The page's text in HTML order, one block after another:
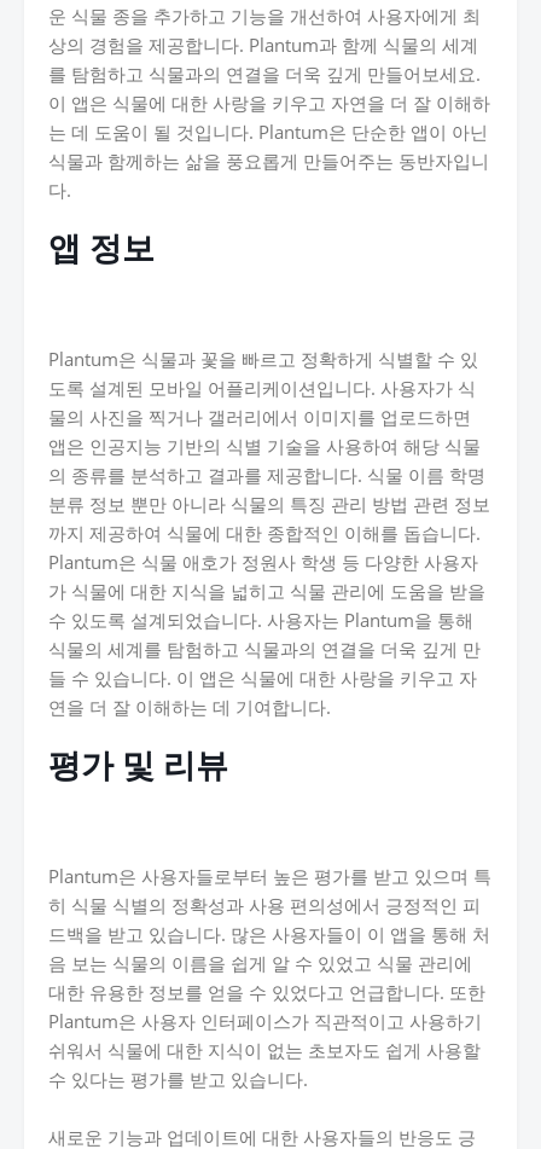
운 식물 종을 추가하고 기능을 개선하여 사용자에게 최
상의 경험을 제공합니다. Plantum과 함께 식물의 세계
를 탐험하고 식물과의 연결을 더욱 깊게 만들어보세요.
이 앱은 식물에 대한 사랑을 키우고 자연을 더 잘 이해하
는 데 도움이 될 것입니다. Plantum은 단순한 앱이 아닌
식물과 함께하는 삶을 풍요롭게 만들어주는 동반자입니
다.
앱 정보
Plantum은 식물과 꽃을 빠르고 정확하게 식별할 수 있
도록 설계된 모바일 어플리케이션입니다. 사용자가 식
물의 사진을 찍거나 갤러리에서 이미지를 업로드하면
앱은 인공지능 기반의 식별 기술을 사용하여 해당 식물
의 종류를 분석하고 결과를 제공합니다. 식물 이름 학명
분류 정보 뿐만 아니라 식물의 특징 관리 방법 관련 정보
까지 제공하여 식물에 대한 종합적인 이해를 돕습니다.
Plantum은 식물 애호가 정원사 학생 등 다양한 사용자
가 식물에 대한 지식을 넓히고 식물 관리에 도움을 받을
수 있도록 설계되었습니다. 사용자는 Plantum을 통해
식물의 세계를 탐험하고 식물과의 연결을 더욱 깊게 만
들 수 있습니다. 이 앱은 식물에 대한 사랑을 키우고 자
연을 더 잘 이해하는 데 기여합니다.
평가 및 리뷰
Plantum은 사용자들로부터 높은 평가를 받고 있으며 특
히 식물 식별의 정확성과 사용 편의성에서 긍정적인 피
드백을 받고 있습니다. 많은 사용자들이 이 앱을 통해 처
음 보는 식물의 이름을 쉽게 알 수 있었고 식물 관리에
대한 유용한 정보를 얻을 수 있었다고 언급합니다. 또한
Plantum은 사용자 인터페이스가 직관적이고 사용하기
쉬워서 식물에 대한 지식이 없는 초보자도 쉽게 사용할
수 있다는 평가를 받고 있습니다.
새로운 기능과 업데이트에 대한 사용자들의 반응도 긍